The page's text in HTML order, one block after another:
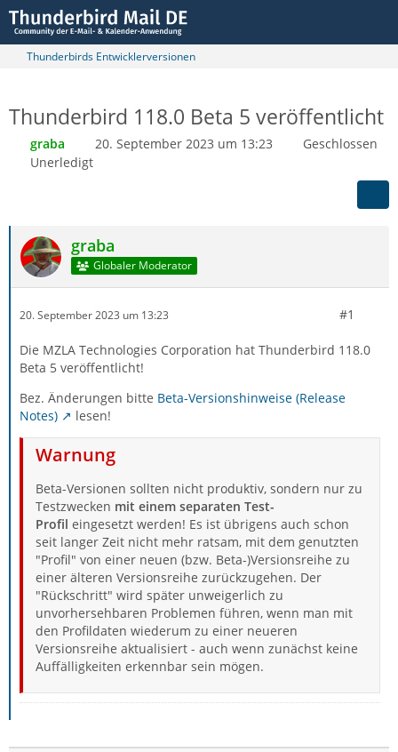
Thunderbirds Entwicklerversionen
Thunderbird 118.0 Beta 5 veröffentlicht
graba 20. September 2023 um 13:23
Geschlossen
Unerledigt
graba
Globaler Moderator
20. September 2023 um 13:23 #1
Die MZLA Technologies Corporation hat Thunderbird 118.0
Beta 5 veröffentlicht!
Bez. Änderungen bitte Beta-Versionshinweise (Release
Notes)
lesen!
Warnung
Beta-Versionen sollten nicht produktiv, sondern nur zu
Testzwecken mit einem separaten Test-
Profil eingesetzt werden! Es ist übrigens auch schon
seit langer Zeit nicht mehr ratsam, mit dem genutzten
"Profil" von einer neuen (bzw. Beta-)Versionsreihe zu
einer älteren Versionsreihe zurückzugehen. Der
"Rückschritt" wird später unweigerlich zu
unvorhersehbaren Problemen führen, wenn man mit
den Profildaten wiederum zu einer neueren
Versionsreihe aktualisiert - auch wenn zunächst keine
Auffälligkeiten erkennbar sein mögen.